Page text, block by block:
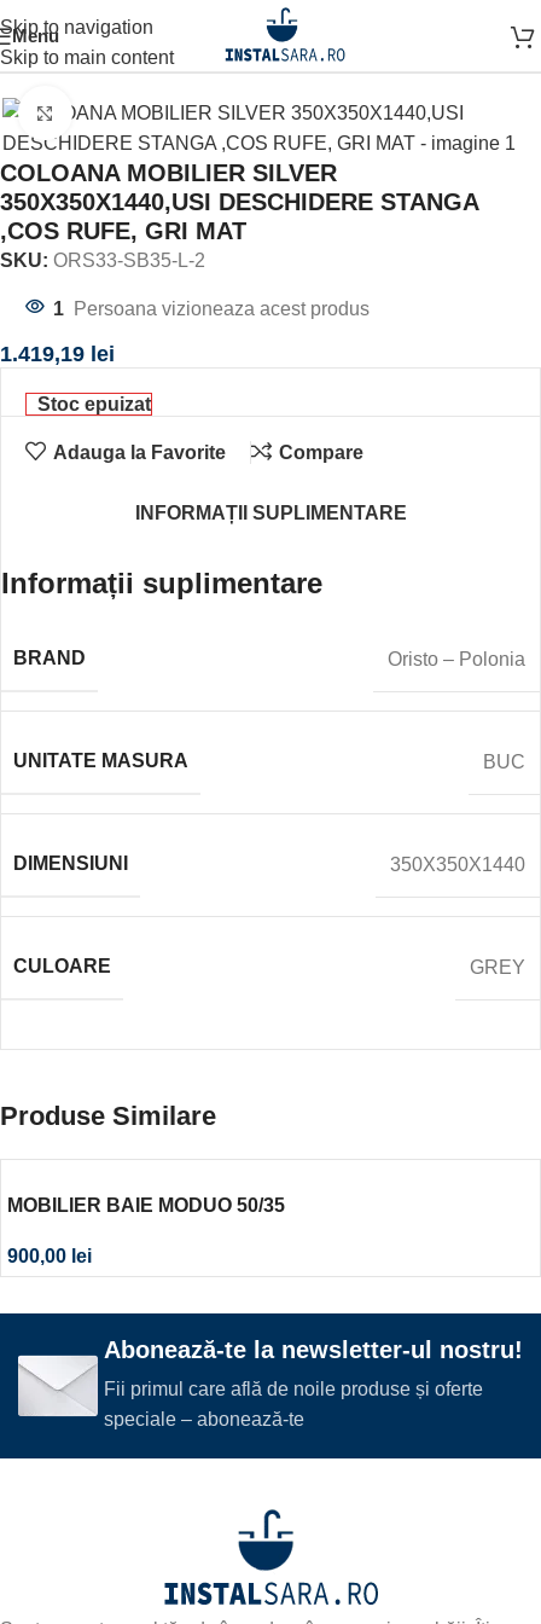
Skip to navigation
Skip to main content
Menu
Prima pagină MOBILIER BAIE
Click to enlarge
COLOANA MOBILIER SILVER
350X350X1440,USI DESCHIDERE STANGA
,COS RUFE, GRI MAT
SKU: ORS33-SB35-L-2
1 Persoana vizioneaza acest produs
1.419,19 lei
Stoc epuizat
Adauga la Favorite Compare
INFORMAȚII SUPLIMENTARE
Informații suplimentare
BRAND Oristo – Polonia
UNITATE MASURA BUC
DIMENSIUNI 350X350X1440
CULOARE GREY
Produse Similare
MOBILIER BAIE MODUO 50/35
900,00 lei
Abonează-te la newsletter-ul nostru!
Fii primul care află de noile produse și oferte
speciale – abonează-te